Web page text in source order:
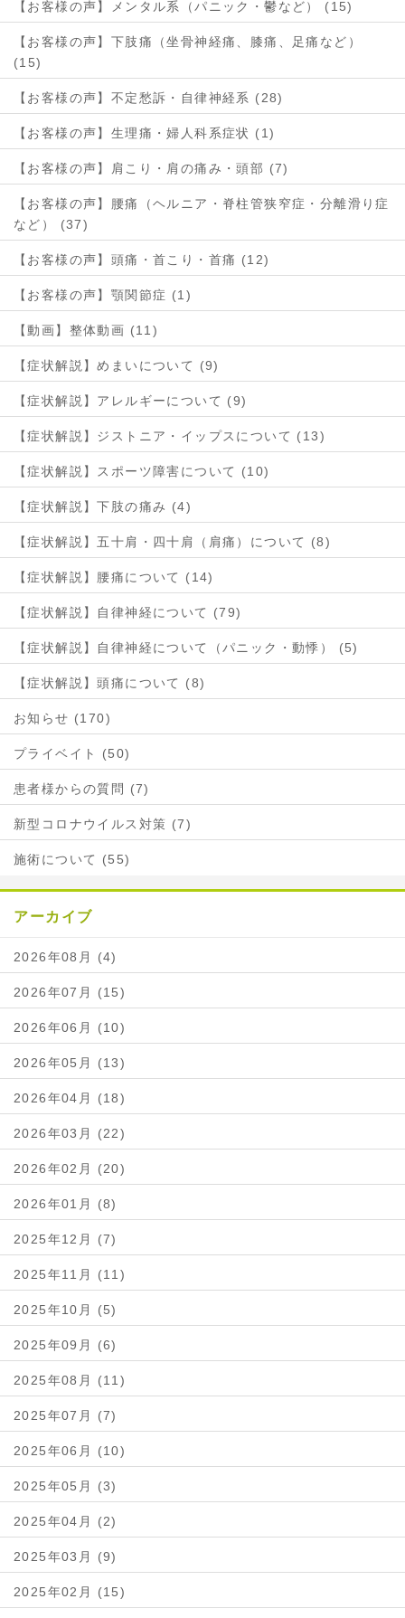
【お客様の声】メンタル系（パニック・鬱など） (15)
【お客様の声】下肢痛（坐骨神経痛、膝痛、足痛など）
(15)
【お客様の声】不定愁訴・自律神経系 (28)
【お客様の声】生理痛・婦人科系症状 (1)
【お客様の声】肩こり・肩の痛み・頭部 (7)
【お客様の声】腰痛（ヘルニア・脊柱管狭窄症・分離滑り症
など） (37)
【お客様の声】頭痛・首こり・首痛 (12)
【お客様の声】顎関節症 (1)
【動画】整体動画 (11)
【症状解説】めまいについて (9)
【症状解説】アレルギーについて (9)
【症状解説】ジストニア・イップスについて (13)
【症状解説】スポーツ障害について (10)
【症状解説】下肢の痛み (4)
【症状解説】五十肩・四十肩（肩痛）について (8)
【症状解説】腰痛について (14)
【症状解説】自律神経について (79)
【症状解説】自律神経について（パニック・動悸） (5)
【症状解説】頭痛について (8)
お知らせ (170)
プライベイト (50)
患者様からの質問 (7)
新型コロナウイルス対策 (7)
施術について (55)
アーカイブ
2026年08月 (4)
2026年07月 (15)
2026年06月 (10)
2026年05月 (13)
2026年04月 (18)
2026年03月 (22)
2026年02月 (20)
2026年01月 (8)
2025年12月 (7)
2025年11月 (11)
2025年10月 (5)
2025年09月 (6)
2025年08月 (11)
2025年07月 (7)
2025年06月 (10)
2025年05月 (3)
2025年04月 (2)
2025年03月 (9)
2025年02月 (15)